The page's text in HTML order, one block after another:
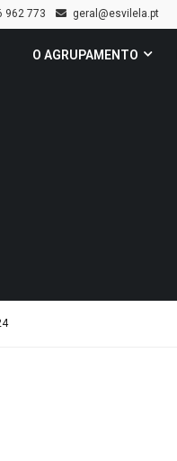
962 773 geral@esvilela.pt
O AGRUPAMENTO